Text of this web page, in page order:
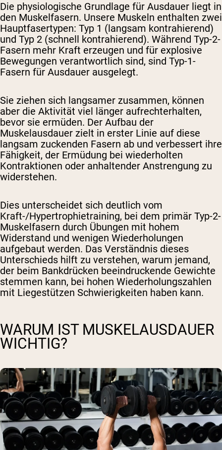
Die physiologische Grundlage für Ausdauer liegt in
den Muskelfasern. Unsere Muskeln enthalten zwei
Hauptfasertypen: Typ 1 (langsam kontrahierend)
und Typ 2 (schnell kontrahierend). Während Typ-2-
Fasern mehr Kraft erzeugen und für explosive
Bewegungen verantwortlich sind, sind Typ-1-
Fasern für Ausdauer ausgelegt.
Sie ziehen sich langsamer zusammen, können
aber die Aktivität viel länger aufrechterhalten,
bevor sie ermüden. Der Aufbau der
Muskelausdauer zielt in erster Linie auf diese
langsam zuckenden Fasern ab und verbessert ihre
Fähigkeit, der Ermüdung bei wiederholten
Kontraktionen oder anhaltender Anstrengung zu
widerstehen.
Dies unterscheidet sich deutlich vom
Kraft-/Hypertrophietraining, bei dem primär Typ-2-
Muskelfasern durch Übungen mit hohem
Widerstand und wenigen Wiederholungen
aufgebaut werden. Das Verständnis dieses
Unterschieds hilft zu verstehen, warum jemand,
der beim Bankdrücken beeindruckende Gewichte
stemmen kann, bei hohen Wiederholungszahlen
mit Liegestützen Schwierigkeiten haben kann.
WARUM IST MUSKELAUSDAUER
WICHTIG?